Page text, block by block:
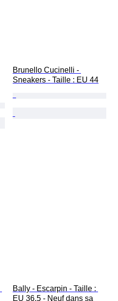
Brunello Cucinelli -
Sneakers - Taille : EU 44
Bally - Escarpin - Taille :
EU 36.5 - Neuf dans sa